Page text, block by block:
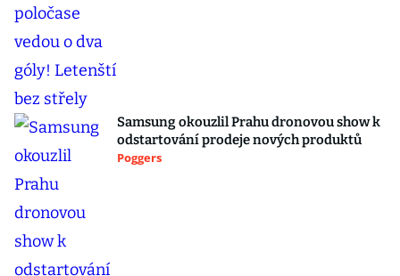
Samsung okouzlil Prahu dronovou show k
odstartování prodeje nových produktů
Poggers